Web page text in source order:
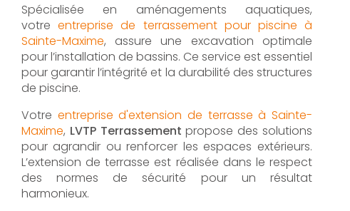
Spécialisée en aménagements aquatiques,
votreentreprise de terrassement pour piscine à
Sainte-Maxime, assure une excavation optimale
pour l’installation de bassins. Ce service est essentiel
pour garantir l’intégrité et la durabilité des structures
de piscine.
Votre entreprise d'extension de terrasse à Sainte-
Maxime, LVTP Terrassement propose des solutions
pour agrandir ou renforcer les espaces extérieurs.
L’extension de terrasse est réalisée dans le respect
des normes de sécurité pour un résultat
harmonieux.